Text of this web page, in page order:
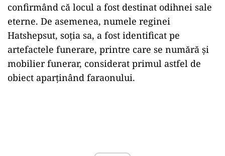
confirmând că locul a fost destinat odihnei sale
eterne. De asemenea, numele reginei
Hatshepsut, soția sa, a fost identificat pe
artefactele funerare, printre care se numără și
mobilier funerar, considerat primul astfel de
obiect aparținând faraonului.